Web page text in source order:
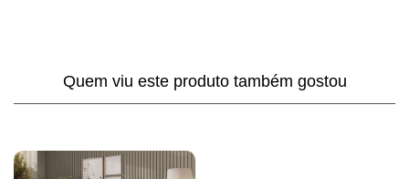
Quem viu este produto também gostou